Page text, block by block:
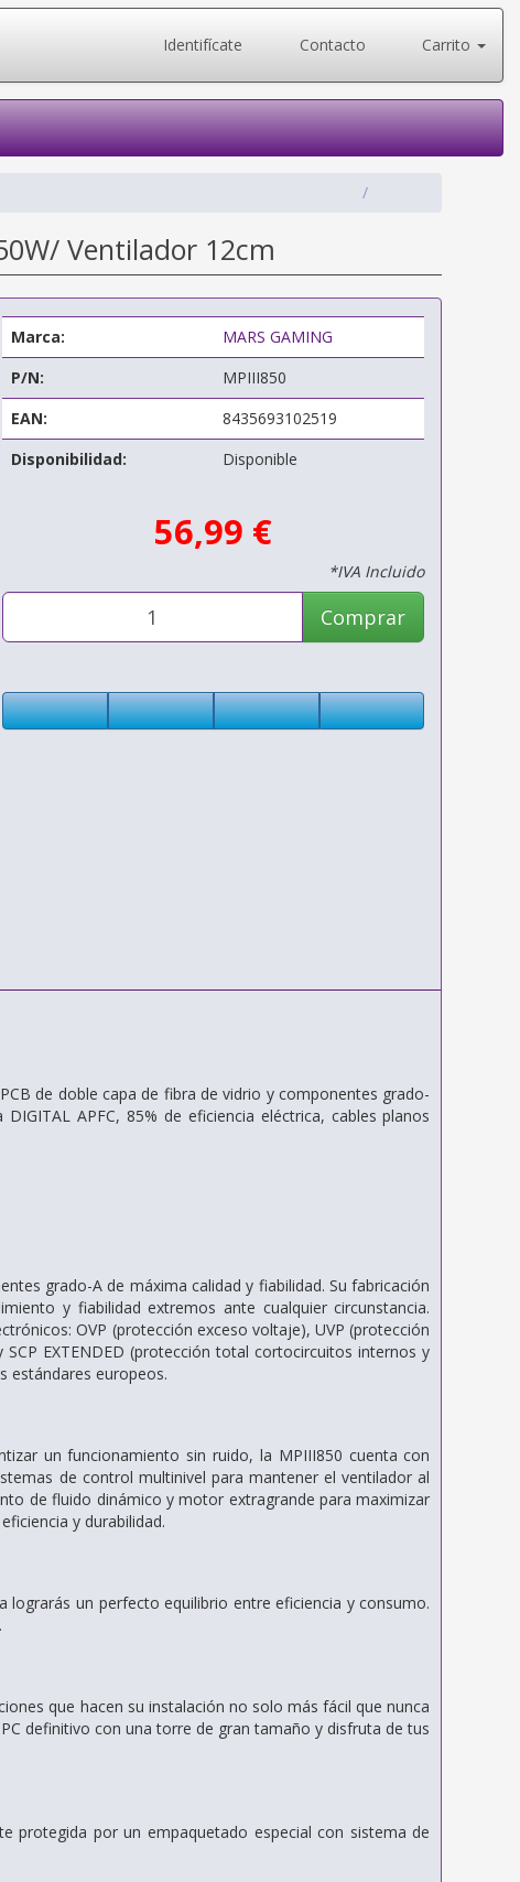
Identifícate Contacto Carrito
Ventilador 12cm
Marca:
MARS GAMING
P/N:
MPIII850
EAN:
8435693102519
Disponibilidad:
Disponible
56,99 €
*IVA Incluido
Comprar
de doble capa de fibra de vidrio y componentes grado-
APFC, 85% de eficiencia eléctrica, cables planos
grado-A de máxima calidad y fiabilidad. Su fabricación
y fiabilidad extremos ante cualquier circunstancia.
OVP (protección exceso voltaje), UVP (protección
EXTENDED (protección total cortocircuitos internos y
estándares europeos.
un funcionamiento sin ruido, la MPIII850 cuenta con
de control multinivel para mantener el ventilador al
de fluido dinámico y motor extragrande para maximizar
y durabilidad.
lograrás un perfecto equilibrio entre eficiencia y consumo.
que hacen su instalación no solo más fácil que nunca
definitivo con una torre de gran tamaño y disfruta de tus
protegida por un empaquetado especial con sistema de